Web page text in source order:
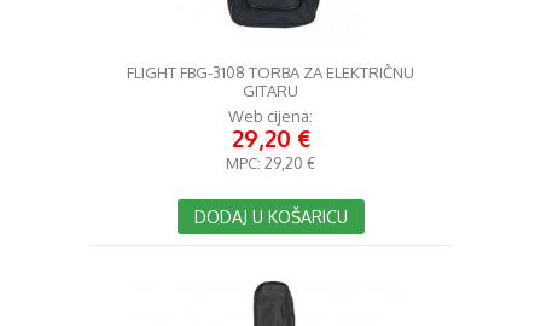
FLIGHT FBG-3108 TORBA ZA ELEKTRIČNU
GITARU
Web cijena:
29,20 €
MPC: 29,20 €
DODAJ U KOŠARICU